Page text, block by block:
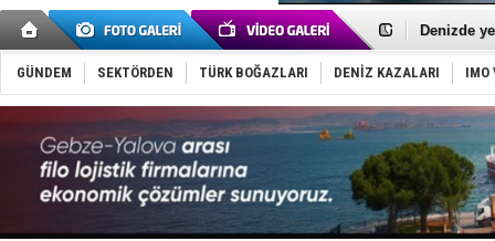
Denizde
Füze ve
İran
Uzmanlar
Gemi
Makine
Dron
'REGAL 1'
Gemide 5
Yakıt
Rus
GÜNDEM SEKTÖRDEN TÜRK BOĞAZLARI DENİZ KAZALARI IMO